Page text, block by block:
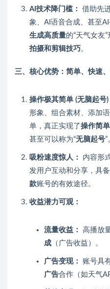
AI技术降门槛： 借助先
象、AI语音合成、甚至
生成高质量的“天气女友
拍摄和剪辑技巧。
三、核心优势：简单、快速
操作极其简单 (无脑起号)
形象、组合素材、添加
单，真正实现了操作简单
甚至可以称为“无脑起号”
吸粉速度惊人：
内容形
发用户互动和分享，具备
款账号的有效途径。
收益潜力可观：
流量收益： 高播放
成 （广告收益）。
广告变现：
账号具
广告合作（如天气